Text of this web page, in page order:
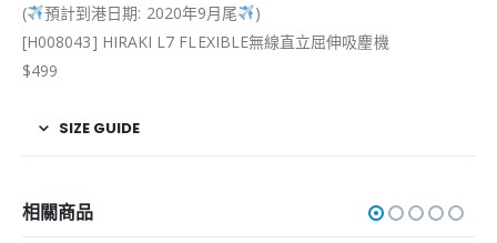
(
預計到港日期: 2020年9月尾
)
[H008043] HIRAKI L7 FLEXIBLE無線直立屈伸吸麈機
$499
SIZE GUIDE
相關商品